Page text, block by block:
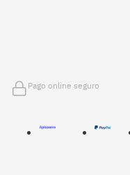
Pago online seguro